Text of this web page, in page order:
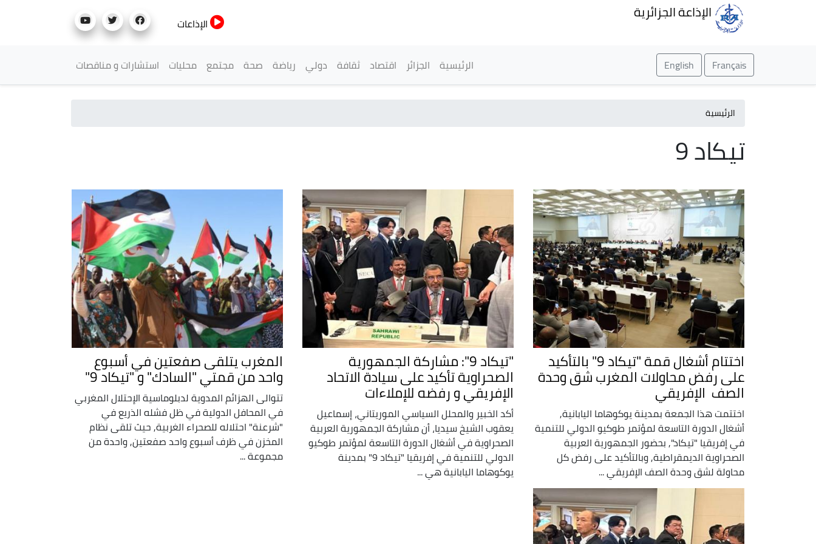
الإذاعة الجزائرية
الإذاعات
Français
English القائمة الرئيسية
الرئيسية الجزائر اقتصاد ثقافة دولي رياضة صحة مجتمع محليات استشارات و مناقصات
الرئيسية
تيكاد 9
اختتام أشغال قمة "تيكاد 9" بالتأكيد
على رفض محاولات المغرب شق وحدة
الصف الإفريقي
اختتمت هذا الجمعة بمدينة يوكوهاما اليابانية,
أشغال الدورة التاسعة لمؤتمر طوكيو الدولي للتنمية
في إفريقيا "تيكاد", بحضور الجمهورية العربية
الصحراوية الديمقراطية, وبالتأكيد على رفض كل
محاولة لشق وحدة الصف الإفريقي ...
"تيكاد 9": مشاركة الجمهورية
الصحراوية تأكيد على سيادة الاتحاد
الإفريقي و رفضه للإملاءات
أكد الخبير والمحلل السياسي الموريتاني، إسماعيل
يعقوب الشيخ سيديا، أن مشاركة الجمهورية العربية
الصحراوية في أشغال الدورة التاسعة لمؤتمر طوكيو
الدولي للتنمية في إفريقيا "تيكاد 9" بمدينة
يوكوهاما اليابانية هي ...
المغرب يتلقى صفعتين في أسبوع
واحد من قمتي "السادك" و "تيكاد 9"
تتوالى الهزائم المدوية لدبلوماسية الإحتلال المغربي
في المحافل الدولية في ظل فشله الذريع في
"شرعنة" احتلاله للصحراء الغربية, حيث تلقى نظام
المخزن في ظرف أسبوع واحد صفعتين, واحدة من
مجموعة ...